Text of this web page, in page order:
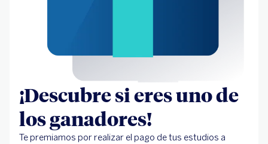
¡Descubre si eres uno de
los ganadores!
Te premiamos por realizar el pago de tus estudios a